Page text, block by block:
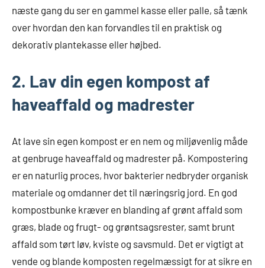
næste gang du ser en gammel kasse eller palle, så tænk
over hvordan den kan forvandles til en praktisk og
dekorativ plantekasse eller højbed.
2. Lav din egen kompost af
haveaffald og madrester
At lave sin egen kompost er en nem og miljøvenlig måde
at genbruge haveaffald og madrester på. Kompostering
er en naturlig proces, hvor bakterier nedbryder organisk
materiale og omdanner det til næringsrig jord. En god
kompostbunke kræver en blanding af grønt affald som
græs, blade og frugt- og grøntsagsrester, samt brunt
affald som tørt løv, kviste og savsmuld. Det er vigtigt at
vende og blande komposten regelmæssigt for at sikre en